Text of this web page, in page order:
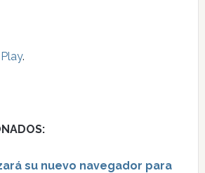
.
su nuevo navegador para